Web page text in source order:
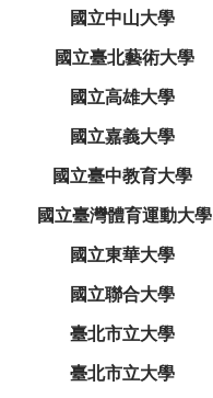
國立中山大學
國立臺北藝術大學
國立高雄大學
國立嘉義大學
國立臺中教育大學
國立臺灣體育運動大學
國立東華大學
國立聯合大學
臺北市立大學
臺北市立大學